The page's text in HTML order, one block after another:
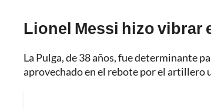
Lionel Messi hizo vibrar
La Pulga, de 38 años, fue determinante
aprovechado en el rebote por el artillero